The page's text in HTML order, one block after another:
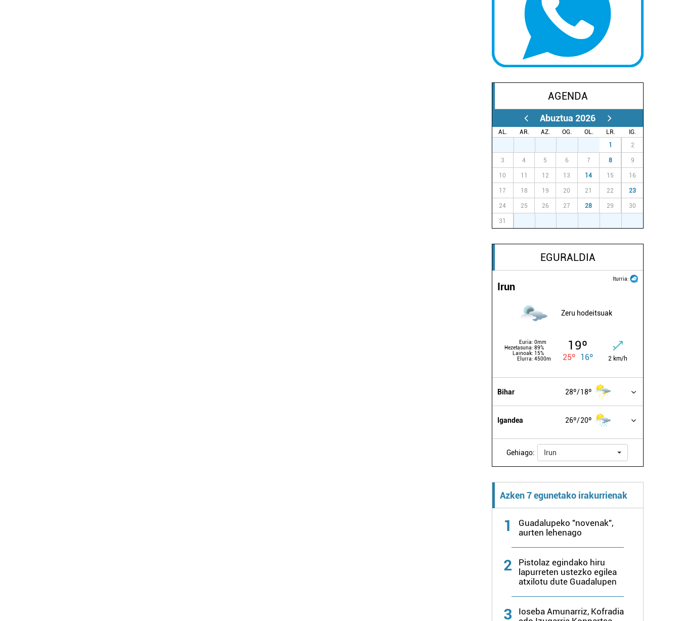
AGENDA
Abuztua 2026
AL. AR. AZ. OG. OL. LR.
IG.
1 2
3 4 5 6 7 8 9
10 11 12 13 14 15 16
17 18 19 20 21 22 23
24 25 26 27 28 29 30
31
EGURALDIA
Iturria:
Irun
Zeru hodeitsuak
Euria: 0mm
Hezetasuna: 89%
Lainoak: 15%
Elurra: 4500m
19º
25º 16º 2 km/h
Bihar 28º 18º
Igandea 26º 20º
Gehiago: Irun
Azken 7 egunetako irakurrienak
1
Guadalupeko "novenak",
aurten lehenago
2
Pistolaz egindako hiru
lapurreten ustezko egilea
atxilotu dute Guadalupen
3
Ioseba Amunarriz, Kofradia